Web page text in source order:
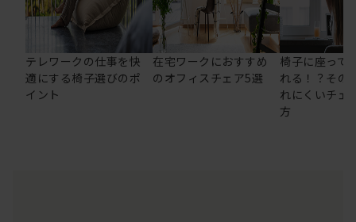
テレワークの仕事を快
適にする椅子選びのポ
イント
在宅ワークにおすすめ
のオフィスチェア5選
椅子に座って
れる！？その
れにくいチェ
方